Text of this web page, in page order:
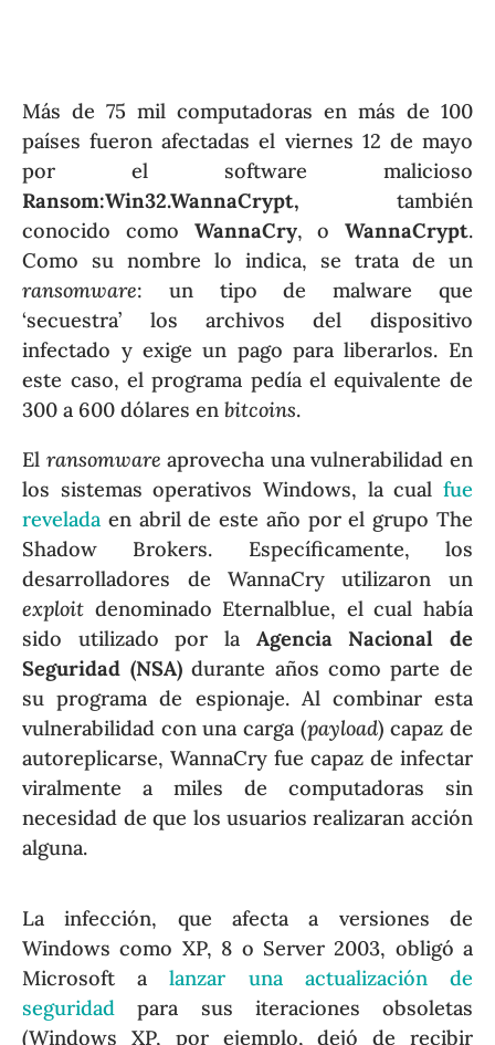
Más de 75 mil computadoras en más de 100
países fueron afectadas el viernes 12 de mayo
por el software malicioso
Ransom:Win32.WannaCrypt, también
conocido como WannaCry, o WannaCrypt.
Como su nombre lo indica, se trata de un
ransomware: un tipo de malware que
‘secuestra’ los archivos del dispositivo
infectado y exige un pago para liberarlos. En
este caso, el programa pedía el equivalente de
300 a 600 dólares enbitcoins.
El ransomware aprovecha una vulnerabilidad en
los sistemas operativos Windows, la cual fue
revelada en abril de este año por el grupo The
Shadow Brokers. Específicamente, los
desarrolladores de WannaCry utilizaron un
exploit denominado Eternalblue, el cual había
sido utilizado por la Agencia Nacional de
Seguridad (NSA)durante años como parte de
su programa de espionaje. Al combinar esta
vulnerabilidad con una carga (payload) capaz de
autoreplicarse, WannaCry fue capaz de infectar
viralmente a miles de computadoras sin
necesidad de que los usuarios realizaran acción
alguna.
La infección, que afecta a versiones de
Windows como XP, 8 o Server 2003, obligó a
Microsoft alanzar una actualización de
seguridadpara sus iteraciones obsoletas
(Windows XP, por ejemplo, dejó de recibir